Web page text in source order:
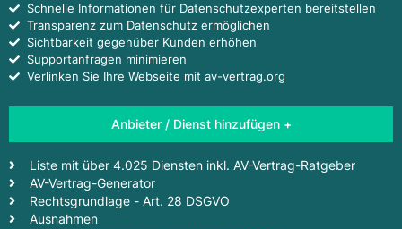
Schnelle Informationen für Datenschutzexperten bereitstellen
Transparenz zum Datenschutz ermöglichen
Sichtbarkeit gegenüber Kunden erhöhen
Supportanfragen minimieren
Verlinken Sie Ihre Webseite mit av-vertrag.org
Anbieter / Dienst hinzufügen +
Liste mit über 4.025 Diensten inkl. AV-Vertrag-Ratgeber
AV-Vertrag-Generator
Rechtsgrundlage - Art. 28 DSGVO
Ausnahmen